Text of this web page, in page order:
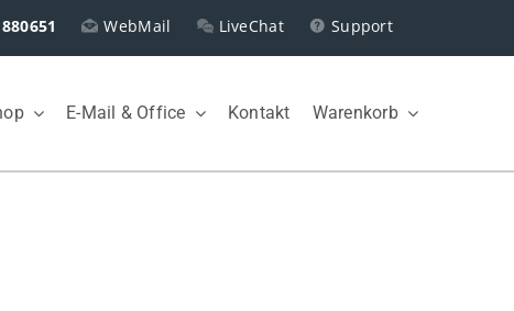
WebMail LiveChat Support
E-Mail & Office Kontakt Warenkorb